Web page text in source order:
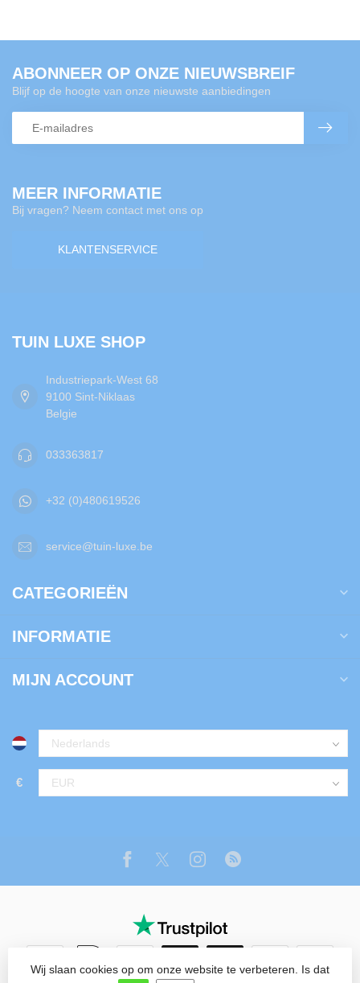
MEER INFORMATIE
Bij vragen? Neem contact met ons op
KLANTENSERVICE
ABONNEER OP ONZE NIEUWSBREIF
Blijf op de hoogte van onze nieuwste aanbiedingen
TUIN LUXE SHOP
Industriepark-West 68
9100 Sint-Niklaas
Belgie
033363817
+32 (0)480619526
service@tuin-luxe.be
CATEGORIEËN
INFORMATIE
MIJN ACCOUNT
€
Wij slaan cookies op om onze website te verbeteren. Is dat